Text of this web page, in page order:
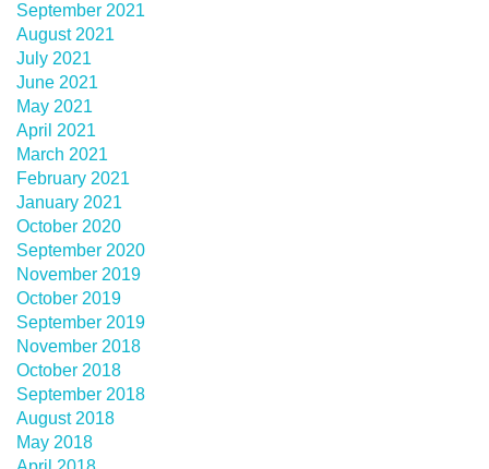
September 2021
August 2021
July 2021
June 2021
May 2021
April 2021
March 2021
February 2021
January 2021
October 2020
September 2020
November 2019
October 2019
September 2019
November 2018
October 2018
September 2018
August 2018
May 2018